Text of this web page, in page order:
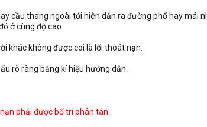
cầu thang ngoài tới hiên dẫn ra đường phố hay mái
ở cùng độ cao.
khác không được coi là lối thoát nạn.
rõ ràng bằng kí hiệu hướng dẫn.
phải được bố trí phân tán.